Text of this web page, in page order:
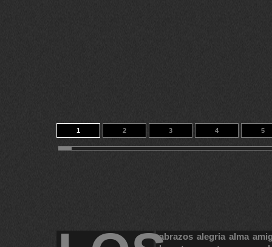
1 2 3 4 5
11 12 13 14 184
abrazos alegria alma